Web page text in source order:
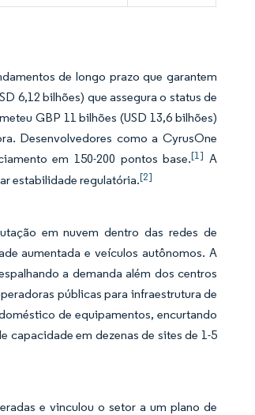
de longo prazo que garantem
6,12 bilhões) que assegura o status de
GBP 11 bilhões (USD 13,6 bilhões)
Desenvolvedores como a CyrusOne
em 150-200 pontos base.[1] A
estabilidade regulatória.[2]
em nuvem dentro das redes de
aumentada e veículos autônomos. A
a demanda além dos centros
públicas para infraestrutura de
de equipamentos, encurtando
capacidade em dezenas de sites de 1-5
e vinculou o setor a um plano de